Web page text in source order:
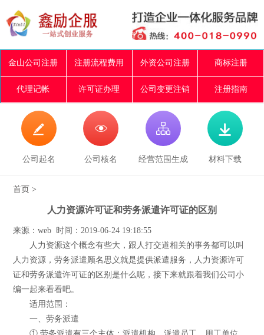
金山公司注册 注册流程费用 外资公司注册 商标注册
代理记帐 许可证办理 公司变更注销 注册指南

公司起名

公司核名

经营范围生成

材料下载
首页 >
人力资源许可证和劳务派遣许可证的区别
来源：web 时间：2019-06-24 19:18:55
人力资源这个概念有些大，跟人打交道相关的事务都可以叫
人力资源，劳务派遣顾名思义就是提供派遣服务，人力资源许可
证和劳务派遣许可证的区别是什么呢，接下来就跟着我们公司小
编一起来看看吧。
适用范围：
一、劳务派遣